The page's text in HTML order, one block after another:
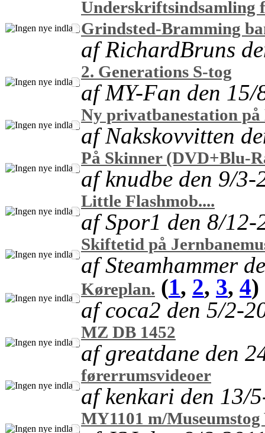
Underskriftsindsamling
Grindsted-Bramming
af RichardBruns
2. Generations S-tog
af MY-Fan den 15/
Ny privatbanestation
af Nakskovvitten
På Skinner (DVD+Blu-
af knudbe den 9/3-
Little Flashmob....
af Spor1 den 8/12-
Skiftetid på
af Steamhammer
Køreplan. (1, 2, 3, 4)
af coca2 den 5/2-
MZ DB 1452
af greatdane den
førerrumsvideoer
af kenkari den 13/
MY1101 m/Museumstog